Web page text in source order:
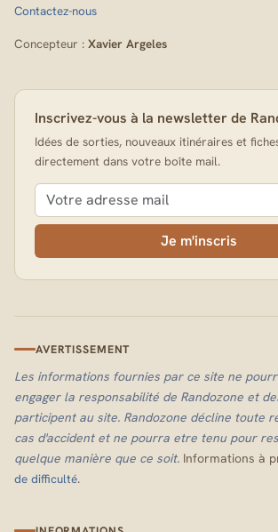
Contactez-nous
Concepteur : Xavier Argeles
Inscrivez-vous à la newsletter de
Idées de sorties, nouveaux itinéraires et
directement dans votre boîte mail.
Je m'inscris
AVERTISSEMENT
Les informations fournies par ce site ne
engager la responsabilité de Randozone et
participent au site. Randozone décline toute
cas d'accident et ne pourra etre tenu pour
quelque manière que ce soit. Informations à
de difficulté.